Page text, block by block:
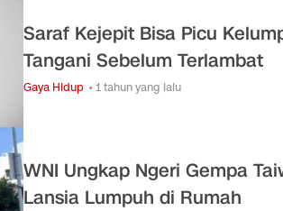
Saraf Kejepit Bisa Picu
Tangani Sebelum Terlambat
Gaya Hidup • 1 tahun yang lalu
WNI Ungkap Ngeri Gempa
Lansia Lumpuh di Rumah